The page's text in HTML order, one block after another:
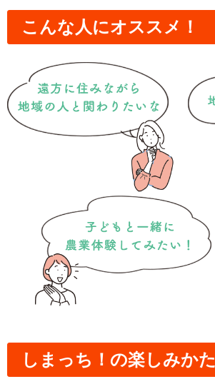
こんな人にオススメ！
しまっち！の楽しみかた